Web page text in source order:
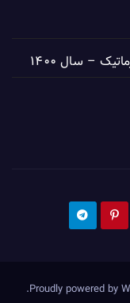
– سال ۱۴۰۰
Proudly powered by
.